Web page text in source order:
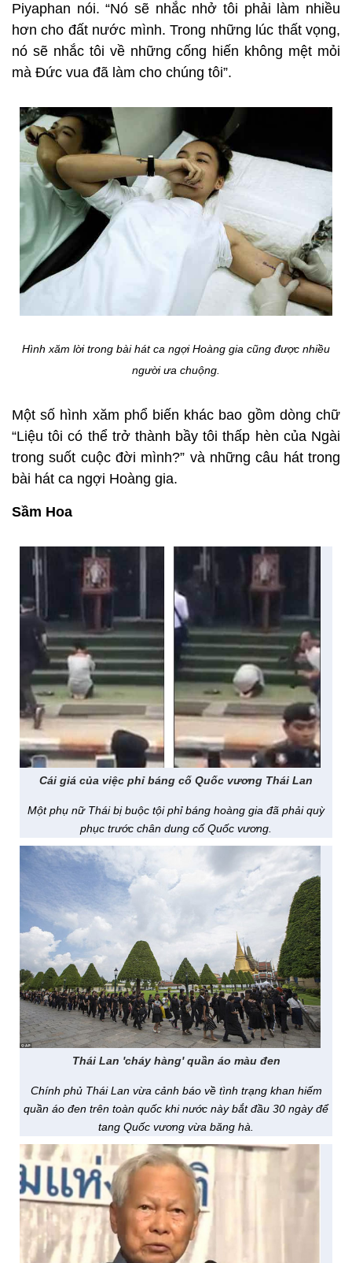
Piyaphan nói. “Nó sẽ nhắc nhở tôi phải làm nhiều
hơn cho đất nước mình. Trong những lúc thất vọng,
nó sẽ nhắc tôi về những cống hiến không mệt mỏi
mà Đức vua đã làm cho chúng tôi”.
Hình xăm lời trong bài hát ca ngợi Hoàng gia cũng được nhiều
người ưa chuộng.
Một số hình xăm phổ biến khác bao gồm dòng chữ
“Liệu tôi có thể trở thành bầy tôi thấp hèn của Ngài
trong suốt cuộc đời mình?” và những câu hát trong
bài hát ca ngợi Hoàng gia.
Sầm Hoa
Cái giá của việc phỉ báng cố Quốc vương Thái Lan
Một phụ nữ Thái bị buộc tội phỉ báng hoàng gia đã phải quỳ
phục trước chân dung cố Quốc vương.
Thái Lan 'cháy hàng' quần áo màu đen
Chính phủ Thái Lan vừa cảnh báo về tình trạng khan hiếm
quần áo đen trên toàn quốc khi nước này bắt đầu 30 ngày để
tang Quốc vương vừa băng hà.